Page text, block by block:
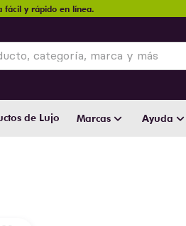
fácil y rápido en línea.
marca y más
de Lujo Marcas Ayuda